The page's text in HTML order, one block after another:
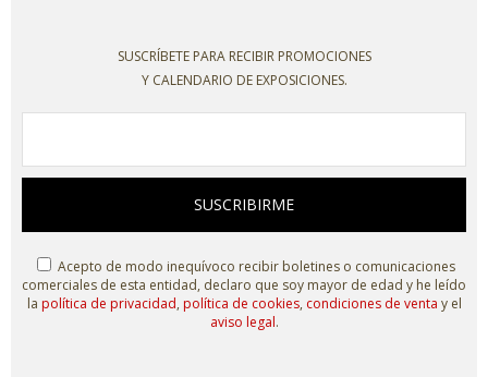
SUSCRÍBETE PARA RECIBIR PROMOCIONES
Y CALENDARIO DE EXPOSICIONES.
SUSCRIBIRME
Acepto de modo inequívoco recibir boletines o comunicaciones
comerciales de esta entidad, declaro que soy mayor de edad y he leído
la política de privacidad, política de cookies, condiciones de venta y el
aviso legal.